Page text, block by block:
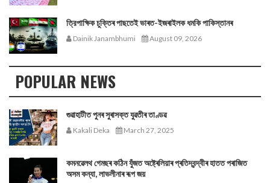
ত্রিপাক্ষিক চুক্তিৰ পাছতেই ভাৰত-ইজৰাইলক ধমকি পাকিস্তানৰ
Dainik Janambhumi August 09, 2026
POPULAR NEWS
গুৱাহাটীত পুনৰ সুৰাসক্ত যুৱতীৰ তাণ্ডৱ
Kakali Deka March 27, 2025
কমনৱেলথ গেমছৰ কঠিন যুঁজত অষ্ট্ৰেলিয়াৰ প্ৰতিদ্বন্দ্বীৰ হাতত পৰাজিত
অসম কন্যা, লাভলীনাৰ ৰূপ জয়